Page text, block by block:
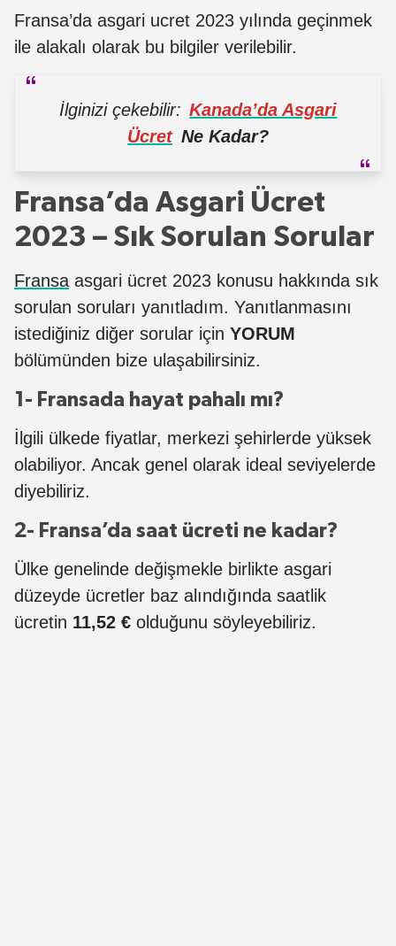
Fransa’da asgari ucret 2023 yılında geçinmek
ile alakalı olarak bu bilgiler verilebilir.
İlginizi çekebilir: Kanada’da Asgari
Ücret Ne Kadar?
Fransa’da Asgari Ücret
2023 – Sık Sorulan Sorular
Fransa asgari ücret 2023 konusu hakkında sık
sorulan soruları yanıtladım. Yanıtlanmasını
istediğiniz diğer sorular için YORUM
bölümünden bize ulaşabilirsiniz.
1- Fransada hayat pahalı mı?
İlgili ülkede fiyatlar, merkezi şehirlerde yüksek
olabiliyor. Ancak genel olarak ideal seviyelerde
diyebiliriz.
2- Fransa’da saat ücreti ne kadar?
Ülke genelinde değişmekle birlikte asgari
düzeyde ücretler baz alındığında saatlik
ücretin 11,52 € olduğunu söyleyebiliriz.